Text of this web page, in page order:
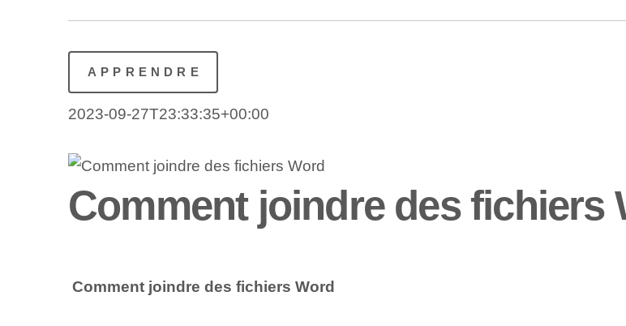
APPRENDRE
2023-09-27T23:33:35+00:00
Comment joindre des fichiers
Comment joindre des fichiers Word